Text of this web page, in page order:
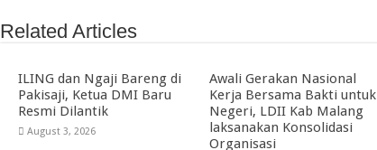
Related Articles
ILING dan Ngaji Bareng di
Pakisaji, Ketua DMI Baru
Resmi Dilantik
August 3, 2026
Awali Gerakan Nasional
Kerja Bersama Bakti untuk
Negeri, LDII Kab Malang
laksanakan Konsolidasi
Organisasi